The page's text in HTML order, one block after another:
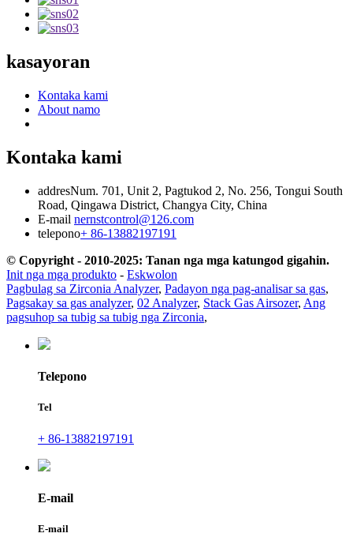
kasayoran
Kontaka kami
About namo
Kontaka kami
addresNum. 701, Unit 2, Pagtukod 2, No. 256, Tongui South
Road, Qingawa District, Changya City, China
E-mail nernstcontrol@126.com
telepono+ 86-13882197191
© Copyright - 2010-2025: Tanan nga mga katungod gigahin.
Init nga mga produkto - Eskwolon
Pagbulag sa Zirconia Analyzer, Padayon nga pag-analisar sa gas,
Pagsakay sa gas analyzer, 02 Analyzer, Stack Gas Airsozer, Ang
pagsuhop sa tubig sa tubig nga Zirconia,
Telepono
Tel
+ 86-13882197191
E-mail
E-mail